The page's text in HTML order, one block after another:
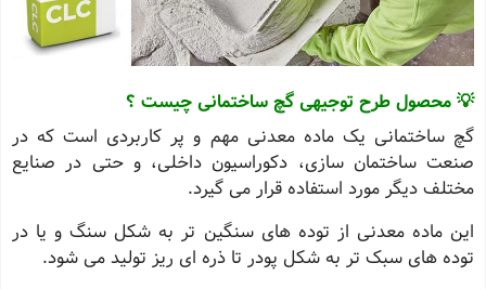
💡 محصول طرح توجیهی گچ ساختمانی چیست ؟
گچ ساختمانی یک ماده معدنی مهم و پر کاربردی است که در
صنعت ساختمان ‌سازی، دکوراسیون داخلی، و حتی در صنایع
مختلف دیگر مورد استفاده قرار می ‌گیرد.
این ماده معدنی از توده ‌های سنگین‌ تر به شکل سنگ و یا در
توده‌ های سبک ‌تر به شکل پودر تا ذره ‌ای ریز تولید می ‌شود.